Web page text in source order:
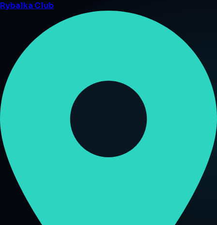
Rybalka Club